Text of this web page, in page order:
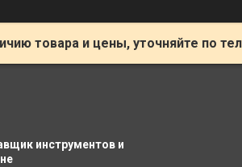
товара и цены, уточняйте по
инструментов и